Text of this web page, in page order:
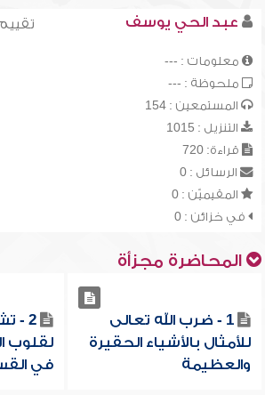
عبد الحي يوسف
معلومات : ---
ملحوظة : ---
المستمعين : 154
التنزيل : 1015
قراءة: 720
الرسائل : 0
المقيميّن : 0
في خزائن : 0
المحاضرة مجزأة
1 - ضرب الله تعالى
للأمثال بالأشياء الحقيرة
والعظيمة
2 -
لقلوب
في